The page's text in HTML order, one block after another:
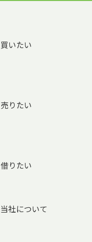
買いたい
売りたい
借りたい
当社について